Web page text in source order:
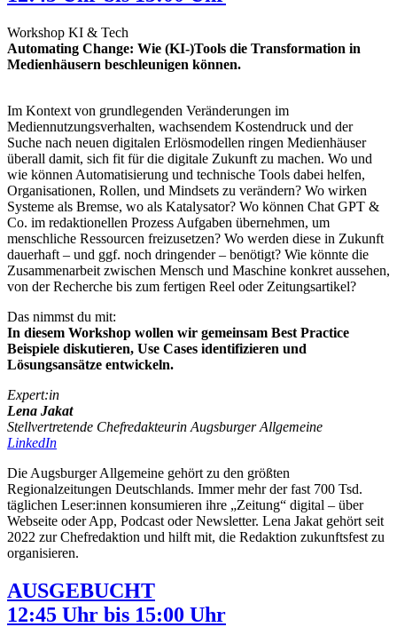
Workshop KI & Tech
Automating Change: Wie (KI-)Tools die Transformation in
Medienhäusern beschleunigen können.
Im Kontext von grundlegenden Veränderungen im
Mediennutzungsverhalten, wachsendem Kostendruck und der
Suche nach neuen digitalen Erlösmodellen ringen Medienhäuser
überall damit, sich fit für die digitale Zukunft zu machen. Wo und
wie können Automatisierung und technische Tools dabei helfen,
Organisationen, Rollen, und Mindsets zu verändern? Wo wirken
Systeme als Bremse, wo als Katalysator? Wo können Chat GPT &
Co. im redaktionellen Prozess Aufgaben übernehmen, um
menschliche Ressourcen freizusetzen? Wo werden diese in Zukunft
dauerhaft – und ggf. noch dringender – benötigt? Wie könnte die
Zusammenarbeit zwischen Mensch und Maschine konkret aussehen,
von der Recherche bis zum fertigen Reel oder Zeitungsartikel?
Das nimmst du mit:
In diesem Workshop wollen wir gemeinsam Best Practice
Beispiele diskutieren, Use Cases identifizieren und
Lösungsansätze entwickeln.
Expert:in
Lena Jakat
Stellvertretende Chefredakteurin Augsburger Allgemeine
LinkedIn
Die Augsburger Allgemeine gehört zu den größten
Regionalzeitungen Deutschlands. Immer mehr der fast 700 Tsd.
täglichen Leser:innen konsumieren ihre „Zeitung“ digital – über
Webseite oder App, Podcast oder Newsletter. Lena Jakat gehört seit
2022 zur Chefredaktion und hilft mit, die Redaktion zukunftsfest zu
organisieren.
AUSGEBUCHT
12:45 Uhr bis 15:00 Uhr